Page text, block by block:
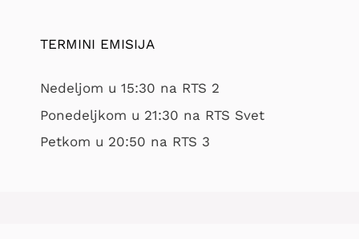
TERMINI EMISIJA
Nedeljom u 15:30 na RTS 2
Ponedeljkom u 21:30 na RTS Svet
Petkom u 20:50 na RTS 3